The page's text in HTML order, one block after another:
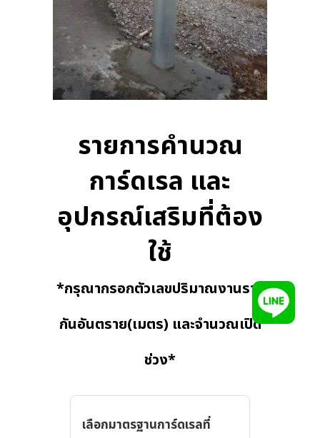
รายการคำนวณ
การ์ดเรล และ
อุปกรณ์เสริมที่ต้อง
ใช้
*กรุณากรอกตัวเลขปริมาณงานราว
กันอันตราย(เมตร) และจำนวณเปิด
ช่วง*
เลือกมาตรฐานการ์ดเรลที่